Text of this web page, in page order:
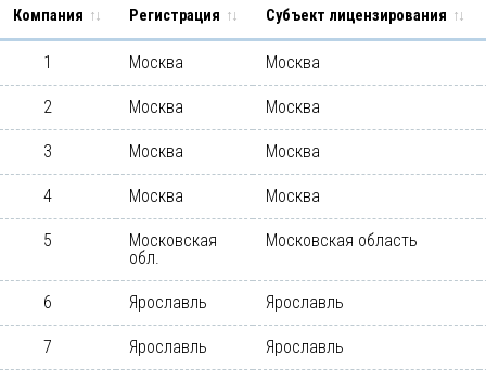
Компания Регистрация Субъект лицензирования
1 Москва Москва
2 Москва Москва
3 Москва Москва
4 Москва Москва
5
Московская
обл.
Московская область
6 Ярославль Ярославль
7 Ярославль Ярославль